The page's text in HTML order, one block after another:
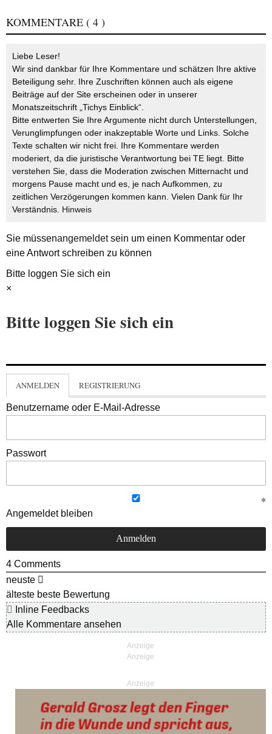
KOMMENTARE ( 4 )
Liebe Leser!
Wir sind dankbar für Ihre Kommentare und schätzen Ihre aktive
Beteiligung sehr. Ihre Zuschriften können auch als eigene
Beiträge auf der Site erscheinen oder in unserer
Monatszeitschrift „Tichys Einblick“.
Bitte entwerten Sie Ihre Argumente nicht durch Unterstellungen,
Verunglimpfungen oder inakzeptable Worte und Links. Solche
Texte schalten wir nicht frei. Ihre Kommentare werden
moderiert, da die juristische Verantwortung bei TE liegt. Bitte
verstehen Sie, dass die Moderation zwischen Mitternacht und
morgens Pause macht und es, je nach Aufkommen, zu
zeitlichen Verzögerungen kommen kann. Vielen Dank für Ihr
Verständnis. Hinweis
Sie müssenangemeldetsein um einen Kommentar oder
eine Antwort schreiben zu können
Bitte loggen Sie sich ein
×
Bitte loggen Sie sich ein
ANMELDEN REGISTRIERUNG
Benutzername oder E-Mail-Adresse
Passwort
Angemeldet bleiben
4 Comments
neuste
älteste beste Bewertung
Inline Feedbacks
Alle Kommentare ansehen
Anzeige